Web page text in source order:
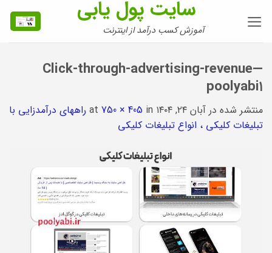
سایت پول یابی
آموزش کسب درآمد از اینترنت
Click-through-advertising-revenue—
poolyabi۱
منتشر شده در آبان ۲۴, ۱۴۰۴ 750 × 405 in
راههای درآمدزایی با
تبلیغات کلیکی ، انواع تبلیغات کلیکی